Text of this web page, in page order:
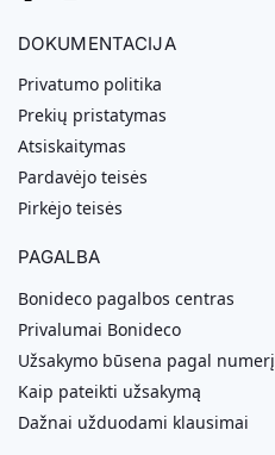
DOKUMENTACIJA
Privatumo politika
Prekių pristatymas
Atsiskaitymas
Pardavėjo teisės
Pirkėjo teisės
PAGALBA
Bonideco pagalbos centras
Privalumai Bonideco
Užsakymo būsena pagal numerį
Kaip pateikti užsakymą
Dažnai užduodami klausimai